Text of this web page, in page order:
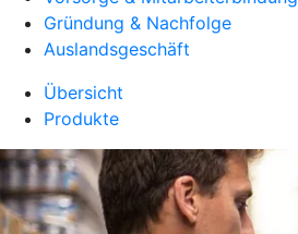
Gründung & Nachfolge
Auslandsgeschäft
Übersicht
Produkte